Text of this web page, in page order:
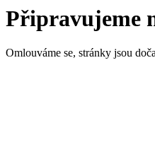
Připravujeme
Omlouváme se, stránky jsou